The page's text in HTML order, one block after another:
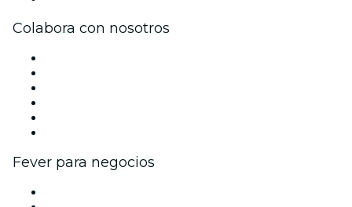
Colabora con nosotros
Fever para negocios